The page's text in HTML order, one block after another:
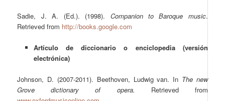
Sadie, J. A. (Ed.). (1998). Companion to Baroque music.
Retrieved from http://books.google.com
Artículo de diccionario o enciclopedia (versión
electrónica)
Johnson, D. (2007-2011). Beethoven, Ludwig van. In The new
Grove dictionary of opera. Retrieved from